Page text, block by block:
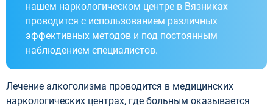
нашем наркологическом центре в Вязниках
проводится с использованием различных
эффективных методов и под постоянным
наблюдением специалистов.
Лечение алкоголизма проводится в медицинских
наркологических центрах, где больным оказывается